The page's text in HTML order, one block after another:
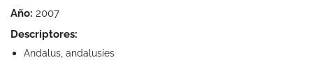
Año: 2007
Descriptores:
Andalus, andalusíes